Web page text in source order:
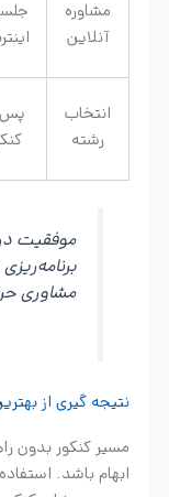
مشاوره
آنلاین
انتخاب
رشته
پس
موفقیت
مشاوری
نتیجه گیری از
مسیر کنکور بدون
ابهام باشد.